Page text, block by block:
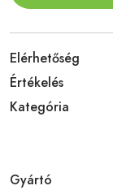
Elérhetőség
Értékelés
Kategória
Gyártó